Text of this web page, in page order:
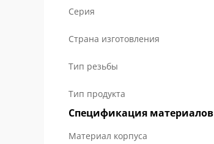
Серия
Страна изготовления
Тип резьбы
Тип продукта
Спецификация материалов
Материал корпуса